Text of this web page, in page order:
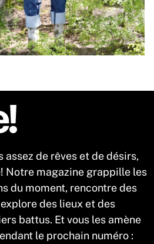
assez de rêves et de désirs,
Notre magazine grappille les
du moment, rencontre des
des lieux et des
battus. Et vous les amène
le prochain numéro :